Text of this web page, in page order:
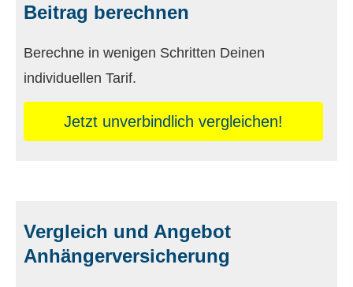
Beitrag berechnen
Berechne in wenigen Schritten Deinen
individuellen Tarif.
Jetzt unverbindlich ver­gleichen!
Vergleich und Angebot
Anhängerversicherung